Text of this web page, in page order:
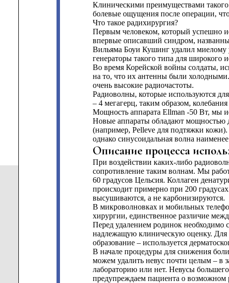
Клиническими преимуществами
болевые ощущения после операции,
Что такое радихирургия?
Первым человеком, который успешно
впервые описавший синдром,
Вильяма Боуи Кушинг удалил миелому
генераторы такого типа для широкого
Во время Корейской войны солдаты,
на то, что их антенны были
очень высокие радиочастоты.
Радиоволны, которые используются
– 4 мегагерц, таким образом,
Мощность аппарата Ellman -50 Вт, мы
Новые аппараты обладают мощностью
(например, Pelleve для подтяжки
однако синусоидальная волна
Описание процесса
При воздействии каких-либо
сопротивление таким волнам. Мы
60 градусов Цельсия. Коллаген
происходит примерно при 200
высушиваются, а не карбонизируются.
В микроволновках и мобильных
хирургии, единственное различие
Перед удалением родинок
надлежащую клиническую оценку. Для
образование – используется
В начале процедуры для снижения
можем удалить невус почти целым – в
лабораторию или нет. Невусы
предупреждаем пациента о возможном